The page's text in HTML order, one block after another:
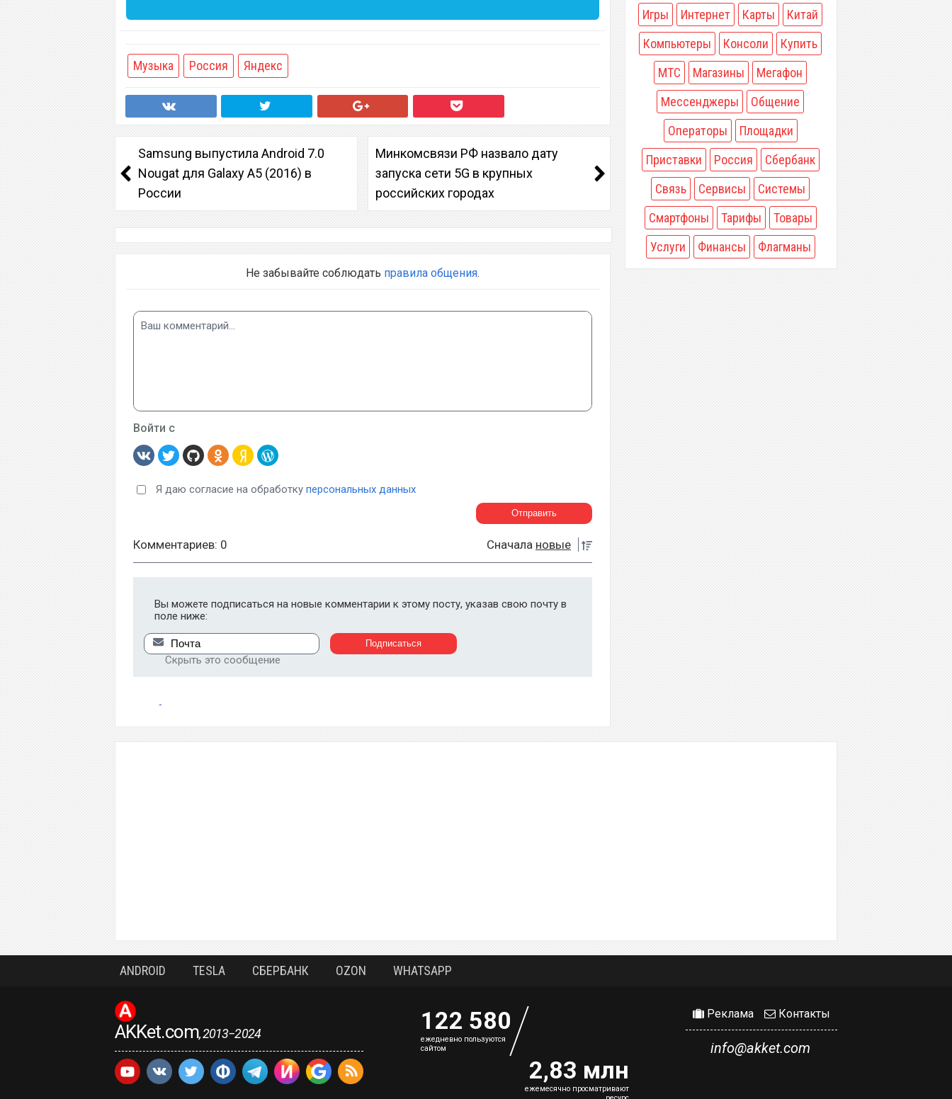
Музыка Россия Яндекс
Samsung выпустила Android 7.0
Nougat для Galaxy A5 (2016) в
России
Минкомсвязи РФ назвало дату
запуска сети 5G в крупных
российских городах
Не забывайте соблюдать правила общения.
Войти с
Я даю согласие на обработку персональных данных
Комментариев: 0 Сначала новые
Вы можете подписаться на новые комментарии к этому посту, указав свою почту в
поле ниже:
Скрыть это сообщение
Игры
Интернет Карты
Китай
Компьютеры
Консоли
Купить
МТС
Магазины
Мегафон
Мессенджеры
Общение
Операторы
Площадки
Приставки
Россия
Сбербанк
Связь
Сервисы
Системы
Смартфоны
Тарифы
Товары
Услуги
Финансы Флагманы
ANDROID TESLA СБЕРБАНК OZON WHATSAPP
Реклама Контакты
info@akket.com
122 580
eжедневно пользуются
сайтом
2,83 млн
ежемесячно просматривают
AKKet.com, 2013−2024